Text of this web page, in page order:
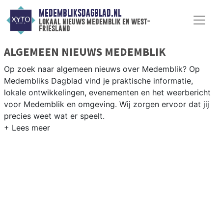
MEDEMBLIKSDAGBLAD.NL
lokaal nieuws medemblik en west-
friesland
ALGEMEEN NIEUWS MEDEMBLIK
Op zoek naar algemeen nieuws over Medemblik? Op
Medembliks Dagblad vind je praktische informatie,
lokale ontwikkelingen, evenementen en het weerbericht
voor Medemblik en omgeving. Wij zorgen ervoor dat jij
precies weet wat er speelt.